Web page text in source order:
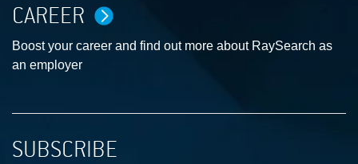
CAREER
Boost your career and find out more about RaySearch as
an employer
SUBSCRIBE